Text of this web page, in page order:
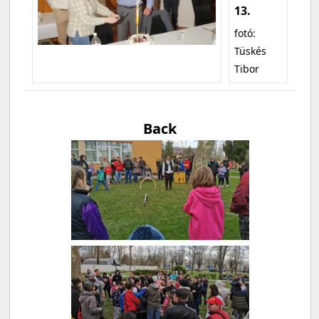
13.
fotó:
Tüskés
Tibor
Back